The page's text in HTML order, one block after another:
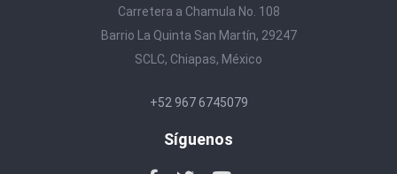
Carretera a Chamula No. 108
Barrio La Quinta San Martín, 29247
SCLC, Chiapas, México
+52 967 6745079
Síguenos